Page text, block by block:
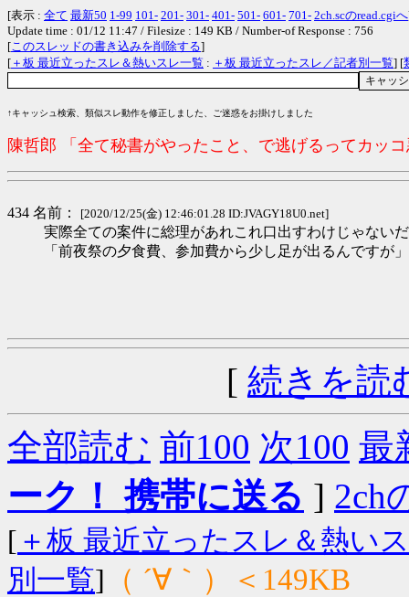
[表示 : 全て 最新50 1-99 101- 201- 301- 401- 501- 601- 701- 2ch.scのread.cgiへ
Update time : 01/12 11:47 / Filesize : 149 KB / Number-of Response : 756
[このスレッドの書き込みを削除する]
[ ＋板 最近立ったスレ＆熱いスレ一覧 : ＋板 最近立ったスレ／記者別一覧] [
↑キャッシュ検索、類似スレ動作を修正しました、ご迷惑をお掛けしました
陳哲郎 「全て秘書がやったこと、で逃げるってカッ
434 名前： [2020/12/25(金) 12:46:01.28 ID:JVAGY18U0.net]
実際全ての案件に総理があれこれ口出すわけじゃない
「前夜祭の夕食費、参加費から少し足が出るんですが
[ 続きを読
全部読む 前100 次100 最
ーク！ 携帯に送る ] 2ch
[ ＋板 最近立ったスレ＆熱い
別一覧] （ ´∀｀）＜149KB